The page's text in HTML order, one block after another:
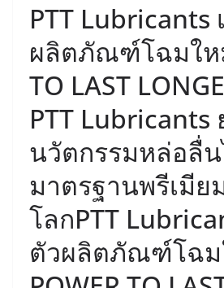
PTT Lubricants
ผลิตภัณฑ์โฉมให
TO LAST
PTT Lubricants
นวัตกรรมหล่อลื่
มาตรฐานพรีเมีย
โลกPTT
ตัวผลิตภัณฑ์โฉม